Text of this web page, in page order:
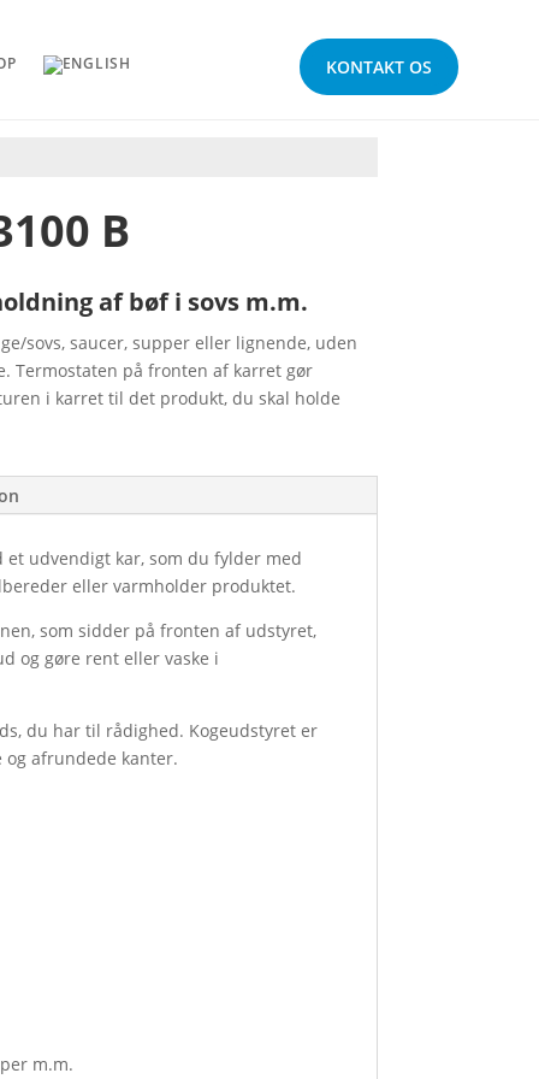
KONTAKT OS
B
af bøf i sovs m.m.
sovs, saucer, supper eller lignende, uden
Termostaten på fronten af karret gør
i karret til det produkt, du skal holde
et udvendigt kar, som du fylder med
eller varmholder produktet.
som sidder på fronten af udstyret,
og gøre rent eller vaske i
du har til rådighed. Kogeudstyret er
afrundede kanter.
m.m.